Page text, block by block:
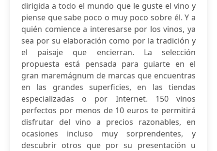
dirigida a todo el mundo que le guste el vino y
piense que sabe poco o muy poco sobre él. Y a
quién comience a interesarse por los vinos, ya
sea por su elaboración como por la tradición y
el paisaje que encierran. La selección
propuesta está pensada para guiarte en el
gran maremágnum de marcas que encuentras
en las grandes superficies, en las tiendas
especializadas o por Internet. 150 vinos
perfectos por menos de 10 euros te permitirá
disfrutar del vino a precios razonables, en
ocasiones incluso muy sorprendentes, y
descubrir otros que por su presentación u